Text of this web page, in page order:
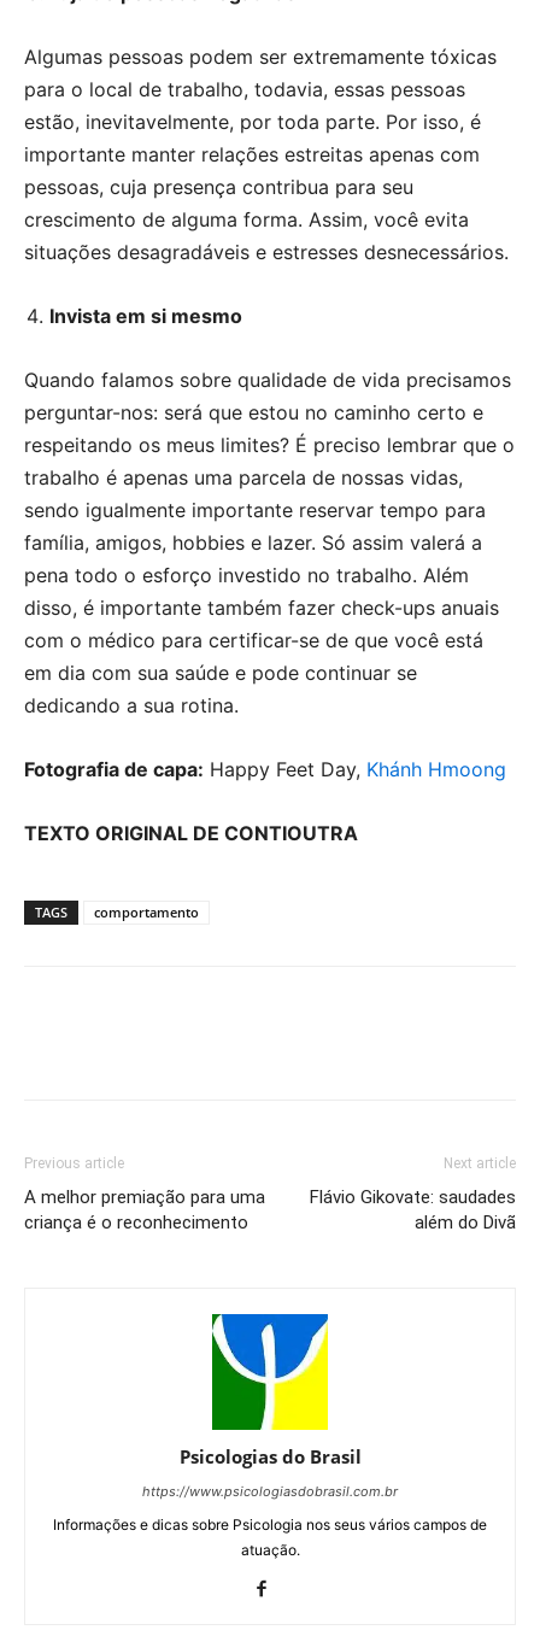
Algumas pessoas podem ser extremamente tóxicas
para o local de trabalho, todavia, essas pessoas
estão, inevitavelmente, por toda parte. Por isso, é
importante manter relações estreitas apenas com
pessoas, cuja presença contribua para seu
crescimento de alguma forma. Assim, você evita
situações desagradáveis e estresses desnecessários.
Invista em si mesmo
Quando falamos sobre qualidade de vida precisamos
perguntar-nos: será que estou no caminho certo e
respeitando os meus limites? É preciso lembrar que o
trabalho é apenas uma parcela de nossas vidas,
sendo igualmente importante reservar tempo para
família, amigos, hobbies e lazer. Só assim valerá a
pena todo o esforço investido no trabalho. Além
disso, é importante também fazer check-ups anuais
com o médico para certificar-se de que você está
em dia com sua saúde e pode continuar se
dedicando a sua rotina.
Fotografia de capa: Happy Feet Day, Khánh Hmoong
TEXTO ORIGINAL DE CONTIOUTRA
TAGS comportamento
Previous article
A melhor premiação para uma
criança é o reconhecimento
Next article
Flávio Gikovate: saudades
além do Divã
Psicologias do Brasil
https://www.psicologiasdobrasil.com.br
Informações e dicas sobre Psicologia nos seus vários campos de
atuação.